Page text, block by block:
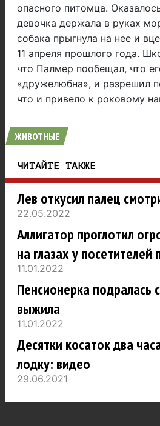
опасного питомца.
девочка держала в руках
собака прыгнула на нее и
11 апреля прошлого года.
что Палмер пообещал, что
«дружелюбна», и разрешил
что и привело к роковому
ЖИВОТНЫЕ
ЧИТАЙТЕ ТАКЖЕ
Лев откусил палец
22.05.2022
Аллигатор проглотил
на глазах у посетителей
11.01.2022
Пенсионерка подралась
выжила
11.01.2022
Десятки косаток два
лодку: видео
29.06.2021